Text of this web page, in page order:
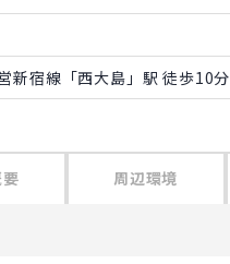
新宿線「西大島」駅 徒歩10分
周辺環境